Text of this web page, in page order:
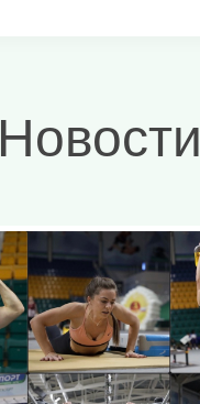
Новости